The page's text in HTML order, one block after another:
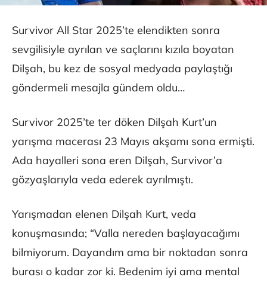
Survivor All Star 2025’te elendikten sonra
sevgilisiyle ayrılan ve saçlarını kızıla boyatan
Dilşah, bu kez de sosyal medyada paylaştığı
göndermeli mesajla gündem oldu…
Survivor 2025’te ter döken Dilşah Kurt’un
yarışma macerası 23 Mayıs akşamı sona ermişti.
Ada hayalleri sona eren Dilşah, Survivor’a
gözyaşlarıyla veda ederek ayrılmıştı.
Yarışmadan elenen Dilşah Kurt, veda
konuşmasında; “Valla nereden başlayacağımı
bilmiyorum. Dayandım ama bir noktadan sonra
burası o kadar zor ki. Bedenim iyi ama mental